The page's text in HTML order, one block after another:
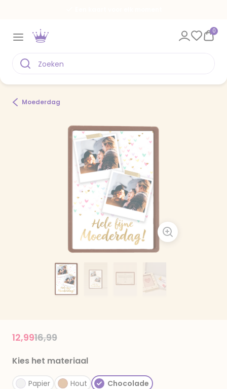
0
Moederdag
Price reduced from
16,99to
12,99
Kies het materiaal
Papier Hout Chocolade